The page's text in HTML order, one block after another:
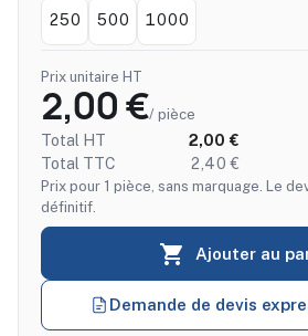
250 500 1000
 Ajouter au
Prix unitaire HT
2,00 €/ pièce
Total HT
2,00 €
Total TTC
2,40 €
Prix pour 1 pièce, sans marquage. Le
définitif.
Demande de devis